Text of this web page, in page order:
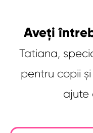
Aveți
Tatiana,
pentru copii
ajute